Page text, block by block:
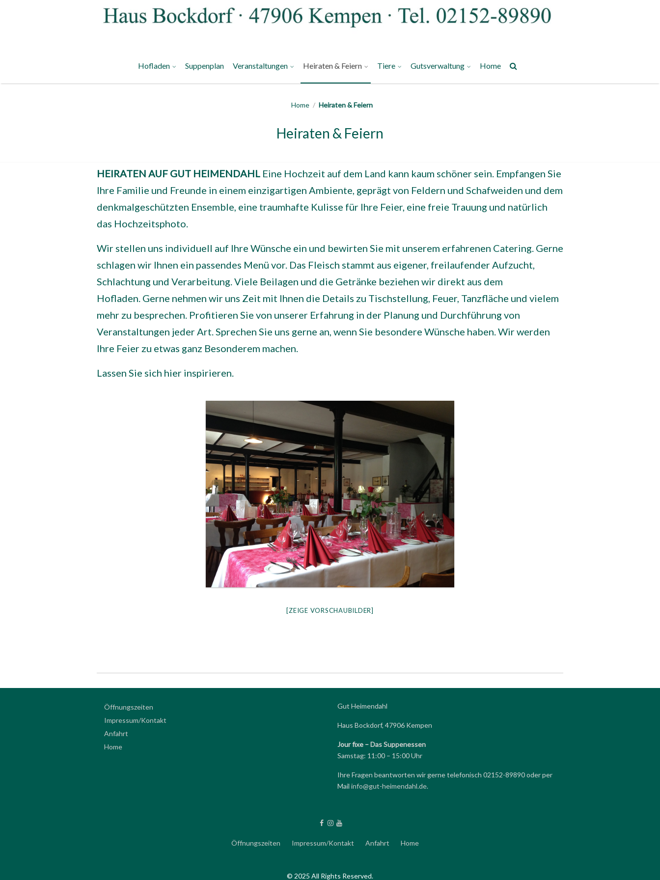
Hofladen Suppenplan Veranstaltungen Heiraten & Feiern Tiere Gutsverwaltung Home
Home / Heiraten & Feiern
Heiraten & Feiern
HEIRATEN AUF GUT HEIMENDAHL Eine Hochzeit auf dem Land kann kaum schöner sein. Empfangen Sie
Ihre Familie und Freunde in einem einzigartigen Ambiente, geprägt von Feldern und Schafweiden und dem
denkmalgeschützten Ensemble, eine traumhafte Kulisse für Ihre Feier, eine freie Trauung und natürlich
das Hochzeitsphoto.
Wir stellen uns individuell auf Ihre Wünsche ein und bewirten Sie mit unserem erfahrenen Catering. Gerne
schlagen wir Ihnen ein passendes Menü vor. Das Fleisch stammt aus eigener, freilaufender Aufzucht,
Schlachtung und Verarbeitung. Viele Beilagen und die Getränke beziehen wir direkt aus dem
Hofladen . Gerne nehmen wir uns Zeit mit Ihnen die Details zu Tischstellung, Feuer, Tanzfläche und vielem
mehr zu besprechen. Profitieren Sie von unserer Erfahrung in der Planung und Durchführung von
Veranstaltungen jeder Art. Sprechen Sie uns gerne an, wenn Sie besondere Wünsche haben. Wir werden
Ihre Feier zu etwas ganz Besonderem machen.
Lassen Sie sich hier inspirieren.
[ZEIGE VORSCHAUBILDER]
Öffnungszeiten
Impressum/Kontakt
Anfahrt
Home
Gut Heimendahl
Haus Bockdorf, 47906 Kempen
Jour fixe –Das Suppenessen
Samstag: 11:00 – 15:00 Uhr
Ihre Fragen beantworten wir gerne telefonisch 02152-89890 oder per
Mail info@gut-heimendahl.de.
Öffnungszeiten Impressum/Kontakt Anfahrt Home
© 2025 All Rights Reserved.